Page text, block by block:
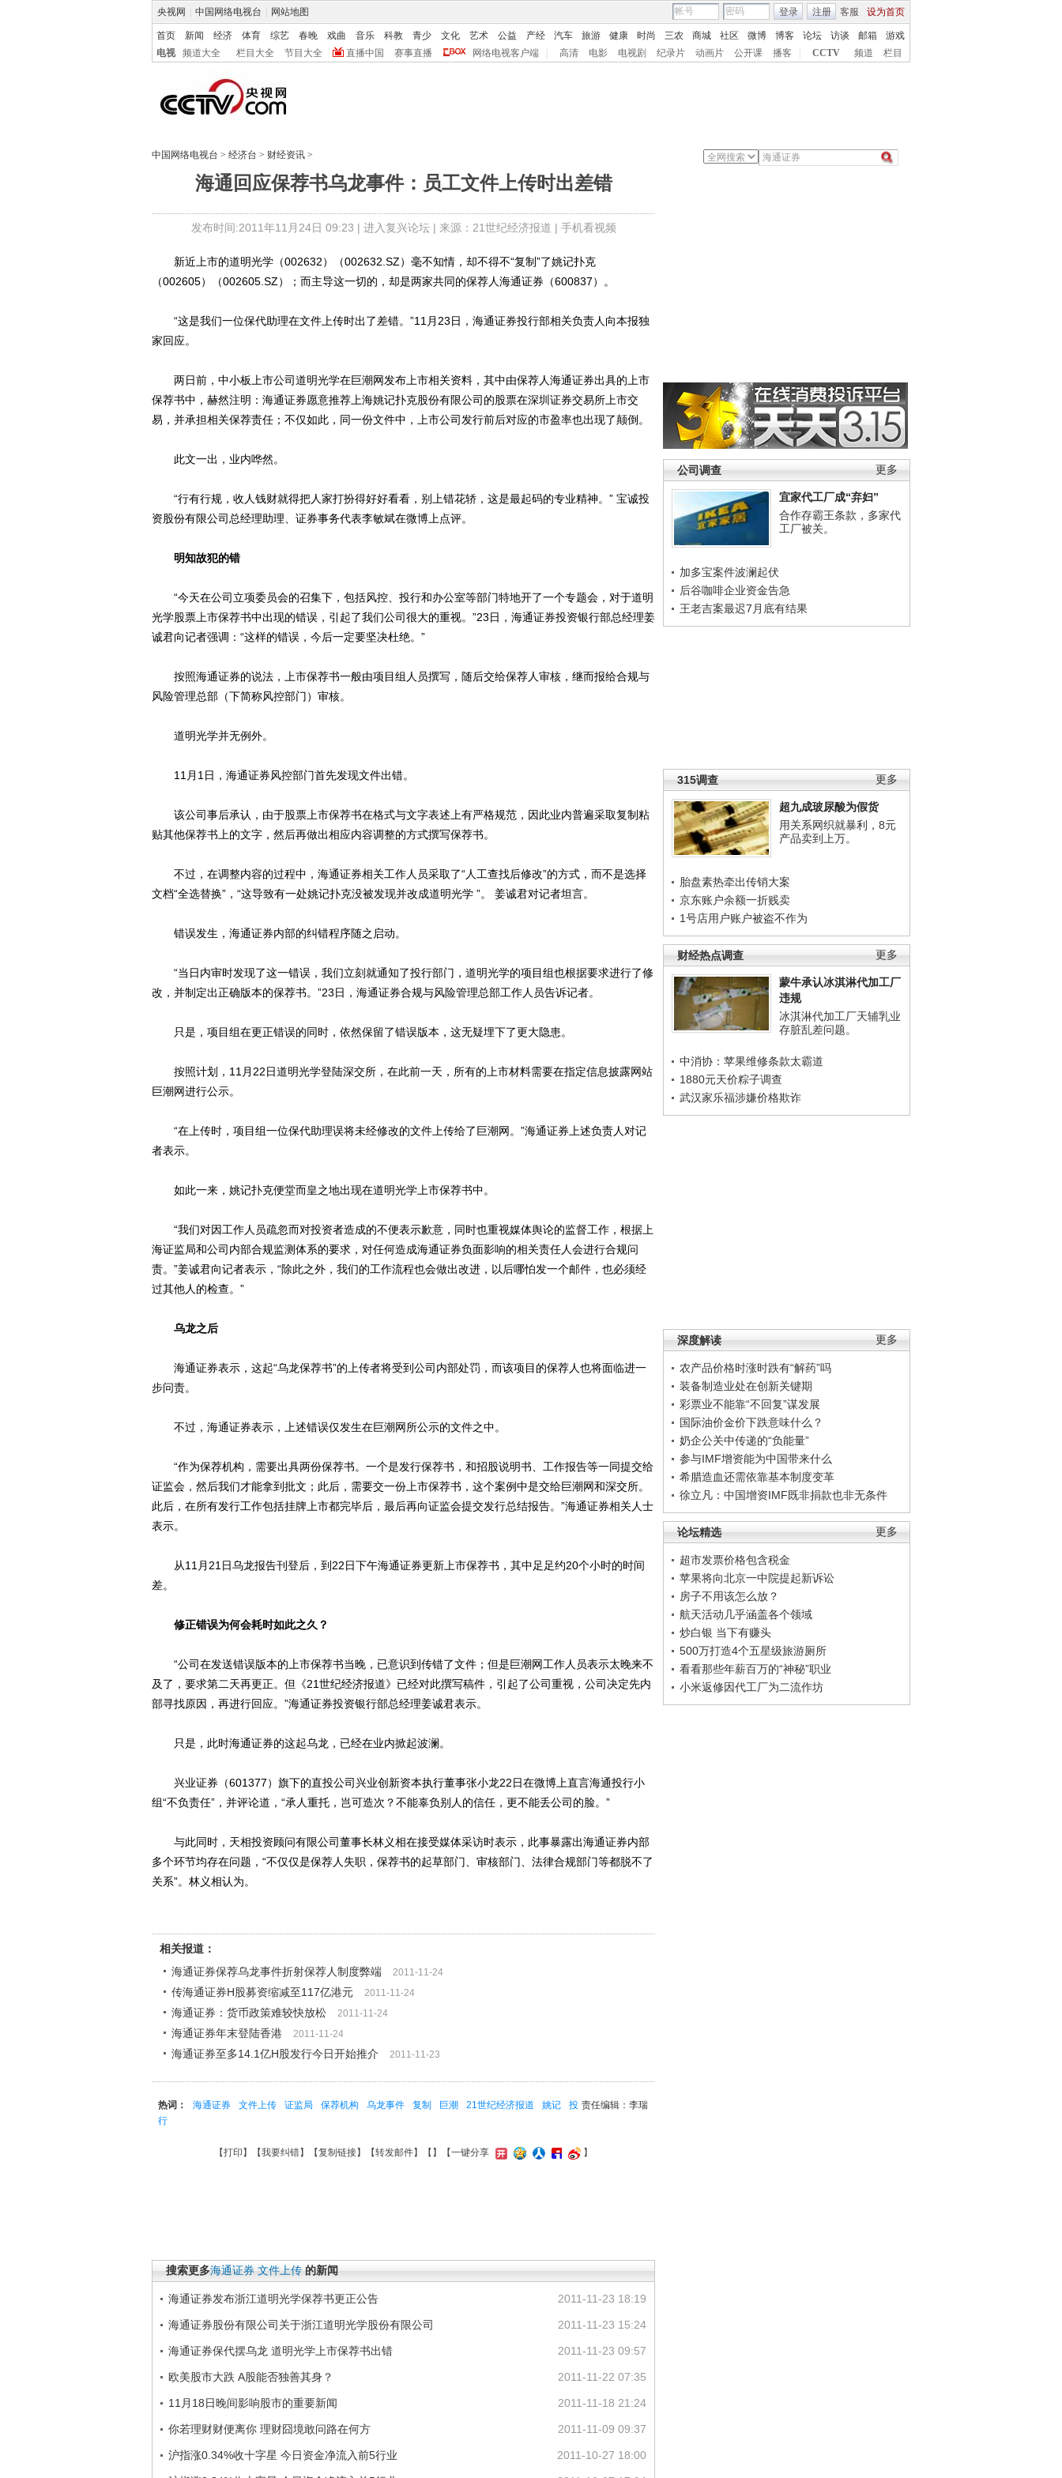
央视网 中国网络电视台 网站地图 客服 设为首页
登录 注册
首页 新闻 经济 体育 综艺 春晚 戏曲 音乐 科教 青少 文化 艺术 公益 产经 汽车 旅游 健康 时尚 三农 商城 社区 微博 博客 论坛 访谈 邮箱
游戏
电视
频道大全 栏目大全 节目大全 直播中国 赛事直播 网络电视客户端 高清 电影 电视剧 纪录片 动画片 公开课 播客 CCTV 频道 栏目
中国网络电视台 > 经济台 > 财经资讯 >
海通回应保荐书乌龙事件：员工文件上传时出差错
发布时间:2011年11月24日 09:23 | 进入复兴论坛| 来源：21世纪经济报道 | 手机看视频
更多
公司调查
宜家代工厂成“弃妇”
合作存霸王条款，多家代
工厂被关。
加多宝案件波澜起伏
后谷咖啡企业资金告急
王老吉案最迟7月底有结果
更多
315调查
超九成玻尿酸为假货
用关系网织就暴利，8元
产品卖到上万。
胎盘素热牵出传销大案
京东账户余额一折贱卖
1号店用户账户被盗不作为
更多
财经热点调查
蒙牛承认冰淇淋代加工厂
违规
冰淇淋代加工厂天辅乳业
存脏乱差问题。
中消协：苹果维修条款太霸道
1880元天价粽子调查
武汉家乐福涉嫌价格欺诈
更多
深度解读
农产品价格时涨时跌有“解药”吗
装备制造业处在创新关键期
彩票业不能靠“不回复”谋发展
国际油价金价下跌意味什么？
奶企公关中传递的“负能量”
参与IMF增资能为中国带来什么
希腊造血还需依靠基本制度变革
徐立凡：中国增资IMF既非捐款也非无条件
更多
论坛精选
超市发票价格包含税金
苹果将向北京一中院提起新诉讼
房子不用该怎么放？
航天活动几乎涵盖各个领域
炒白银 当下有赚头
500万打造4个五星级旅游厕所
看看那些年薪百万的“神秘”职业
小米返修因代工厂为二流作坊
新近上市的道明光学（002632）（002632.SZ）毫不知情，却不得不“复制”了姚记扑克
（002605）（002605.SZ）；而主导这一切的，却是两家共同的保荐人海通证券（600837）。
“这是我们一位保代助理在文件上传时出了差错。”11月23日，海通证券投行部相关负责人向本报独
家回应。
两日前，中小板上市公司道明光学在巨潮网发布上市相关资料，其中由保荐人海通证券出具的上市
保荐书中，赫然注明：海通证券愿意推荐上海姚记扑克股份有限公司的股票在深圳证券交易所上市交
易，并承担相关保荐责任；不仅如此，同一份文件中，上市公司发行前后对应的市盈率也出现了颠倒。
此文一出，业内哗然。
“行有行规，收人钱财就得把人家打扮得好好看看，别上错花轿，这是最起码的专业精神。” 宝诚投
资股份有限公司总经理助理、证券事务代表李敏斌在微博上点评。
明知故犯的错
“今天在公司立项委员会的召集下，包括风控、投行和办公室等部门特地开了一个专题会，对于道明
光学股票上市保荐书中出现的错误，引起了我们公司很大的重视。”23日，海通证券投资银行部总经理姜
诚君向记者强调：“这样的错误，今后一定要坚决杜绝。”
按照海通证券的说法，上市保荐书一般由项目组人员撰写，随后交给保荐人审核，继而报给合规与
风险管理总部（下简称风控部门）审核。
道明光学并无例外。
11月1日，海通证券风控部门首先发现文件出错。
该公司事后承认，由于股票上市保荐书在格式与文字表述上有严格规范，因此业内普遍采取复制粘
贴其他保荐书上的文字，然后再做出相应内容调整的方式撰写保荐书。
不过，在调整内容的过程中，海通证券相关工作人员采取了“人工查找后修改”的方式，而不是选择
文档“全选替换”，“这导致有一处姚记扑克没被发现并改成道明光学 ”。 姜诚君对记者坦言。
错误发生，海通证券内部的纠错程序随之启动。
“当日内审时发现了这一错误，我们立刻就通知了投行部门，道明光学的项目组也根据要求进行了修
改，并制定出正确版本的保荐书。”23日，海通证券合规与风险管理总部工作人员告诉记者。
只是，项目组在更正错误的同时，依然保留了错误版本，这无疑埋下了更大隐患。
按照计划，11月22日道明光学登陆深交所，在此前一天，所有的上市材料需要在指定信息披露网站
巨潮网进行公示。
“在上传时，项目组一位保代助理误将未经修改的文件上传给了巨潮网。”海通证券上述负责人对记
者表示。
如此一来，姚记扑克便堂而皇之地出现在道明光学上市保荐书中。
“我们对因工作人员疏忽而对投资者造成的不便表示歉意，同时也重视媒体舆论的监督工作，根据上
海证监局和公司内部合规监测体系的要求，对任何造成海通证券负面影响的相关责任人会进行合规问
责。”姜诚君向记者表示，“除此之外，我们的工作流程也会做出改进，以后哪怕发一个邮件，也必须经
过其他人的检查。”
乌龙之后
海通证券表示，这起“乌龙保荐书”的上传者将受到公司内部处罚，而该项目的保荐人也将面临进一
步问责。
不过，海通证券表示，上述错误仅发生在巨潮网所公示的文件之中。
“作为保荐机构，需要出具两份保荐书。一个是发行保荐书，和招股说明书、工作报告等一同提交给
证监会，然后我们才能拿到批文；此后，需要交一份上市保荐书，这个案例中是交给巨潮网和深交所。
此后，在所有发行工作包括挂牌上市都完毕后，最后再向证监会提交发行总结报告。”海通证券相关人士
表示。
从11月21日乌龙报告刊登后，到22日下午海通证券更新上市保荐书，其中足足约20个小时的时间
差。
修正错误为何会耗时如此之久？
“公司在发送错误版本的上市保荐书当晚，已意识到传错了文件；但是巨潮网工作人员表示太晚来不
及了，要求第二天再更正。但《21世纪经济报道》已经对此撰写稿件，引起了公司重视，公司决定先内
部寻找原因，再进行回应。”海通证券投资银行部总经理姜诚君表示。
只是，此时海通证券的这起乌龙，已经在业内掀起波澜。
兴业证券（601377）旗下的直投公司兴业创新资本执行董事张小龙22日在微博上直言海通投行小
组“不负责任”，并评论道，“承人重托，岂可造次？不能辜负别人的信任，更不能丢公司的脸。”
与此同时，天相投资顾问有限公司董事长林义相在接受媒体采访时表示，此事暴露出海通证券内部
多个环节均存在问题，“不仅仅是保荐人失职，保荐书的起草部门、审核部门、法律合规部门等都脱不了
关系”。林义相认为。
相关报道：
海通证券保荐乌龙事件折射保荐人制度弊端
2011-11-24
传海通证券H股募资缩减至117亿港元 2011-11-24
海通证券：货币政策难较快放松 2011-11-24
海通证券年末登陆香港 2011-11-24
海通证券至多14.1亿H股发行今日开始推介 2011-11-23
责任编辑：李瑞
热词： 海通证券 文件上传 证监局 保荐机构 乌龙事件 复制 巨潮 21世纪经济报道 姚记
投
行
【打印 】【我要纠错】【复制链接】【转发邮件】【 】 【一键分享 】
搜索更多海通证券 文件上传 的新闻
2011-11-23 18:19
海通证券发布浙江道明光学保荐书更正公告
2011-11-23 15:24
海通证券股份有限公司关于浙江道明光学股份有限公司
2011-11-23 09:57
海通证券保代摆乌龙 道明光学上市保荐书出错
2011-11-22 07:35
欧美股市大跌 A股能否独善其身？
2011-11-18 21:24
11月18日晚间影响股市的重要新闻
2011-11-09 09:37
你若理财财便离你 理财囧境敢问路在何方
2011-10-27 18:00
沪指涨0.34%收十字星 今日资金净流入前5行业